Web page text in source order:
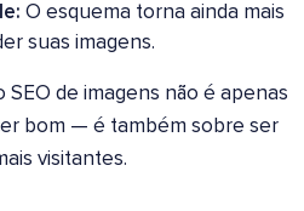
O esquema torna ainda mais
suas imagens.
de imagens não é apenas
bom — é também sobre ser
visitantes.